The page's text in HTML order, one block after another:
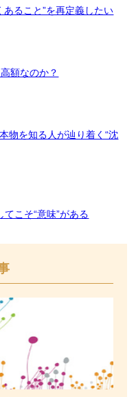
ること”を再定義したい
額なのか？
物を知る人が辿り着く“沈
こそ“意味”がある